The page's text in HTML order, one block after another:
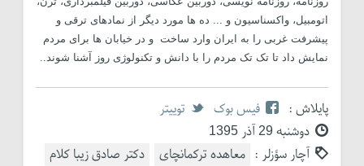
اتومبیل، واکسناسیون و ... ده ها مورد دیگر از نمادهای ترقی و
پیشرفت غربی را به ایران وارد ساخت و در خیابان ها برای مردم
نمایش داد تا تک تک مردم را با دانش و تکنولوژی روز آشنا شوند..
پایلاش : فیس بوک
توییتر
دوشنبه 29 آذر 1395
آچار سؤزلر : معاهده ترکمانچای
دکتر صادق زیبا کلام